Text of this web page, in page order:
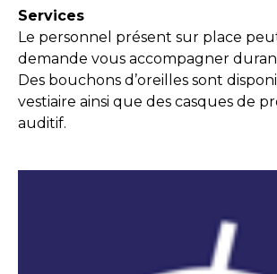
Services
Le personnel présent sur place
demande vous accompagner
Des bouchons d’oreilles sont
vestiaire ainsi que des casques de
auditif.